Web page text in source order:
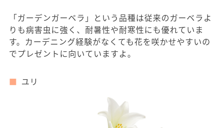
「ガーデンガーベラ」という品種は従来のガーベラよ
りも病害虫に強く、耐暑性や耐寒性にも優れていま
す。カーデニング経験がなくても花を咲かせやすいの
でプレゼントに向いていますよ。
ユリ